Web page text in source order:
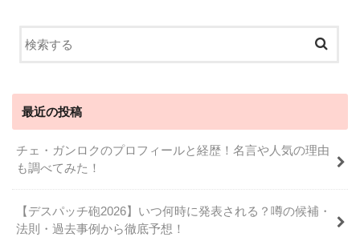
最近の投稿
チェ・ガンロクのプロフィールと経歴！名言や人気の理由
も調べてみた！
【デスパッチ砲2026】いつ何時に発表される？噂の候補・
法則・過去事例から徹底予想！